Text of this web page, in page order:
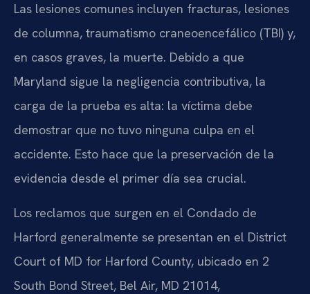
Las lesiones comunes incluyen fracturas, lesiones
de columna, traumatismo craneoencefálico (TBI) y,
en casos graves, la muerte. Debido a que
Maryland sigue la negligencia contributiva, la
carga de la prueba es alta: la víctima debe
demostrar que no tuvo ninguna culpa en el
accidente. Esto hace que la preservación de la
evidencia desde el primer día sea crucial.
Los reclamos que surgen en el Condado de
Harford generalmente se presentan en el District
Court of MD for Harford County, ubicado en 2
South Bond Street, Bel Air, MD 21014,